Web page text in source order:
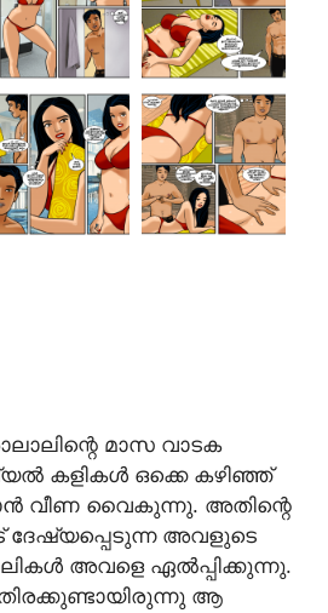
മാസ വാടക
കളികൾ ഒക്കെ കഴിഞ്ഞ്
വീണ വൈകുന്നു. അതിന്റെ
ദേഷ്യപ്പെടുന്ന അവളുടെ
അവളെ ഏൽപ്പിക്കുന്നു.
ആ